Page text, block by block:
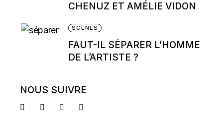
CHENUZ ET AMÉLIE VIDON
SCÈNES
FAUT-IL SÉPARER L’HOMME
DE L’ARTISTE ?
NOUS SUIVRE